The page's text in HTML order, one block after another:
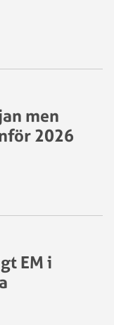
men
2026
EM i